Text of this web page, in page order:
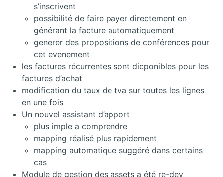
s’inscrivent
possibilité de faire payer directement en
générant la facture automatiquement
generer des propositions de conférences pour
cet evenement
les factures récurrentes sont dicponibles pour les
factures d’achat
modification du taux de tva sur toutes les lignes
en une fois
Un nouvel assistant d’apport
plus imple a comprendre
mapping réalisé plus rapidement
mapping automatique suggéré dans certains
cas
Module de gestion des assets a été re-dev